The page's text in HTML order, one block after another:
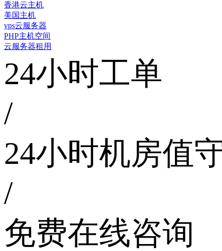
香港云主机
美国主机
vps云服务器
PHP主机空间
云服务器租用
24小时工单
/
24小时机房值
/
免费在线咨询